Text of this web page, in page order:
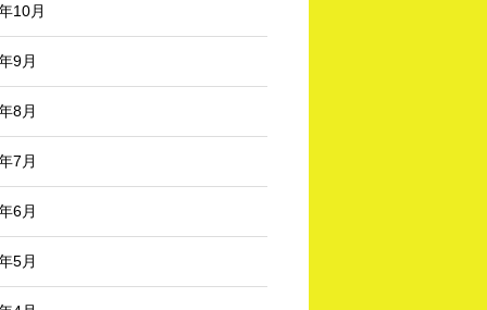
10月
9月
8月
7月
6月
5月